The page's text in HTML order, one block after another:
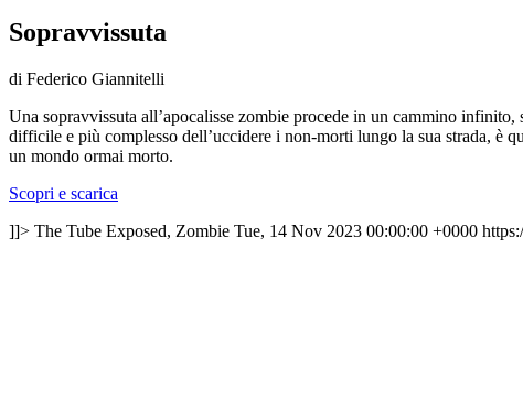
Sopravvissuta
di Federico Giannitelli
Una sopravvissuta all’apocalisse zombie procede in un cammino
difficile e più complesso dell’uccidere i non-morti lungo la sua strada, è
un mondo ormai morto.
Scopri e scarica
]]> The Tube Exposed, Zombie Tue, 14 Nov 2023 00:00:00 +0000